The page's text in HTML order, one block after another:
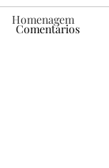
Homenagem
Comentários